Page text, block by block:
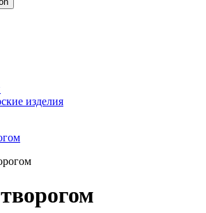
изделия